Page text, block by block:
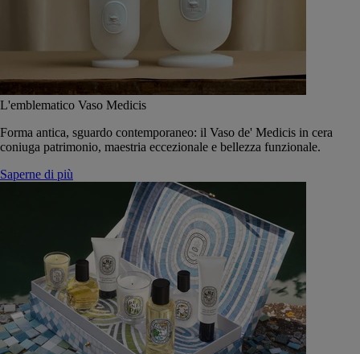
L'emblematico Vaso Medicis
Forma antica, sguardo contemporaneo: il Vaso de' Medicis in cera
coniuga patrimonio, maestria eccezionale e bellezza funzionale.
Saperne di più